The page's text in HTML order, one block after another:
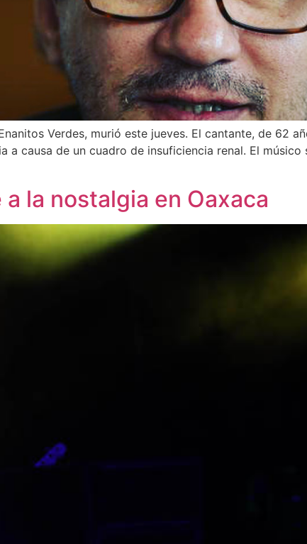
Verdes, murió este jueves. El cantante, de 62
causa de un cuadro de insuficiencia renal. El
la nostalgia en Oaxaca